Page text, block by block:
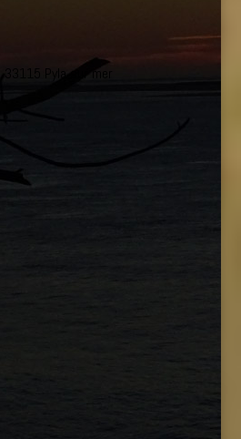
33115 Pyla sur mer